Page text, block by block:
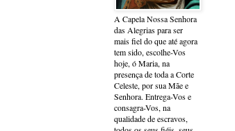
A Capela Nossa Senhora
das Alegrias para ser
mais fiel do que até agora
tem sido, escolhe-Vos
hoje, ó Maria, na
presença de toda a Corte
Celeste, por sua Mãe e
Senhora. Entrega-Vos e
consagra-Vos, na
qualidade de escravos,